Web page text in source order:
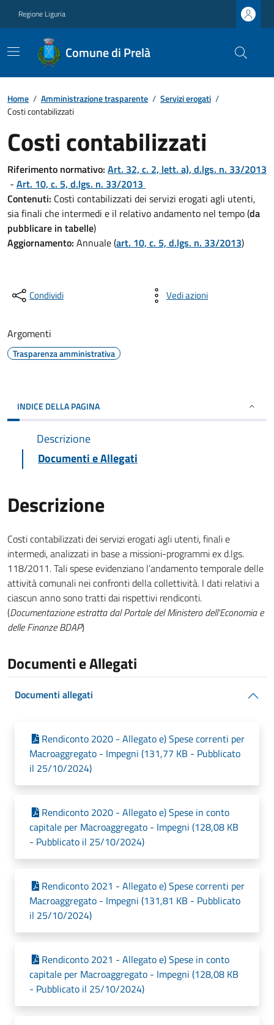
Regione Liguria
Comune di Prelà
Home / Amministrazione trasparente / Servizi erogati /
Costi contabilizzati
Costi contabilizzati
Riferimento normativo: Art. 32, c. 2, lett. a), d.lgs. n. 33/2013
- Art. 10, c. 5, d.lgs. n. 33/2013
Contenuti: Costi contabilizzati dei servizi erogati agli utenti,
sia finali che intermedi e il relativo andamento nel tempo (da
pubblicare in tabelle)
Aggiornamento: Annuale (art. 10, c. 5, d.lgs. n. 33/2013)
Condividi Vedi azioni
Argomenti
Trasparenza amministrativa
INDICE DELLA PAGINA
Descrizione
Documenti e Allegati
Descrizione
Costi contabilizzati dei servizi erogati agli utenti, finali e
intermedi, analizzati in base a missioni-programmi ex d.lgs.
118/2011. Tali spese evidenziano l’andamento temporale delle
attività comunali nei confronti della collettività. I dati relativi a
ciascun anno sono tratti dai rispettivi rendiconti.
(Documentazione estratta dal Portale del Ministero dell'Economia e
delle Finanze BDAP)
Documenti e Allegati
Documenti allegati
Rendiconto 2020 - Allegato e) Spese correnti per
Macroaggregato - Impegni (131,77 KB - Pubblicato
il 25/10/2024)
Rendiconto 2020 - Allegato e) Spese in conto
capitale per Macroaggregato - Impegni (128,08 KB
- Pubblicato il 25/10/2024)
Rendiconto 2021 - Allegato e) Spese correnti per
Macroaggregato - Impegni (131,81 KB - Pubblicato
il 25/10/2024)
Rendiconto 2021 - Allegato e) Spese in conto
capitale per Macroaggregato - Impegni (128,08 KB
- Pubblicato il 25/10/2024)